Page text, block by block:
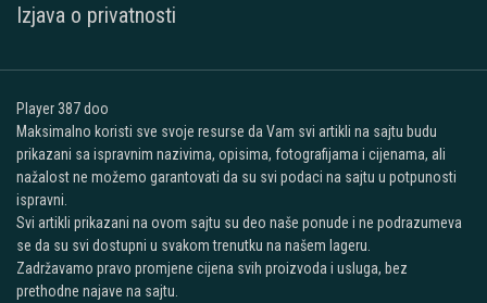
Izjava o privatnosti
Player 387 doo
Maksimalno koristi sve svoje resurse da Vam svi artikli na sajtu budu
prikazani sa ispravnim nazivima, opisima, fotografijama i cijenama, ali
nažalost ne možemo garantovati da su svi podaci na sajtu u potpunosti
ispravni.
Svi artikli prikazani na ovom sajtu su deo naše ponude i ne podrazumeva
se da su svi dostupni u svakom trenutku na našem lageru.
Zadržavamo pravo promjene cijena svih proizvoda i usluga, bez
prethodne najave na sajtu.